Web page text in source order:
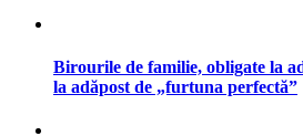
Birourile de familie, obligate la
la adăpost de „furtuna perfectă”